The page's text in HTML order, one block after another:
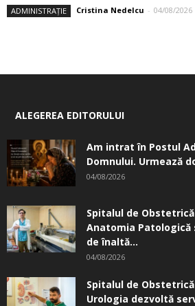
ADMINISTRAȚIE Cristina Nedelcu - 04/08/2026
ALEGEREA EDITORULUI
Am intrat în Postul
Domnului. Urmează
04/08/2026
Spitalul de
Anatomia
de înaltă...
04/08/2026
Spitalul de
Urologia dezvoltă